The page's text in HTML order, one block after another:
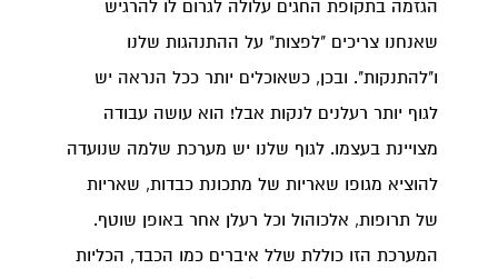
הגזמה בתקופת החגים עלולה לגרום לו להרגיש
שאנחנו צריכים "לפצות" על ההתנהגות שלנו
ו"להתנקות". ובכן, כשאוכלים יותר ככל הנראה יש
לגוף יותר רעלנים לנקות אבל! הוא עושה עבודה
מצויינת בעצמו. לגוף שלנו יש מערכת שלמה שנועדה
להוציא מגופו שאריות של מתכונת כבדות, שאריות
של תרופות, אלכוהול וכל רעלן אחר באופן שוטף.
המערכת הזו כוללת שלל איברים כמו הכבד, הכליות